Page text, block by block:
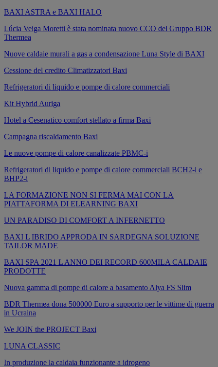
BAXI ASTRA e BAXI HALO
Lúcia Veiga Moretti è stata nominata nuovo CCO del Gruppo BDR
Thermea
Nuove caldaie murali a gas a condensazione Luna Style di BAXI
Cessione del credito Climatizzatori Baxi
Refrigeratori di liquido e pompe di calore commerciali
Kit Hybrid Auriga
Hotel a Cesenatico comfort stellato a firma Baxi
Campagna riscaldamento Baxi
Le nuove pompe di calore canalizzate PBMC-i
Refrigeratori di liquido e pompe di calore commerciali BCH2-i e
BHP2-i
LA FORMAZIONE NON SI FERMA MAI CON LA
PIATTAFORMA DI ELEARNING BAXI
UN PARADISO DI COMFORT A INFERNETTO
BAXI L IBRIDO APPRODA IN SARDEGNA SOLUZIONE
TAILOR MADE
BAXI SPA 2021 L ANNO DEI RECORD 600MILA CALDAIE
PRODOTTE
Nuova gamma di pompe di calore a basamento Alya FS Slim
BDR Thermea dona 500000 Euro a supporto per le vittime di guerra
in Ucraina
We JOIN the PROJECT Baxi
LUNA CLASSIC
In produzione la caldaia funzionante a idrogeno